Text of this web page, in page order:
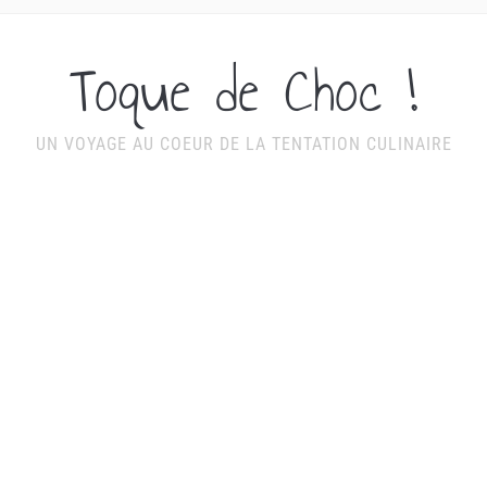
Toque de Choc !
UN VOYAGE AU COEUR DE LA TENTATION CULINAIRE